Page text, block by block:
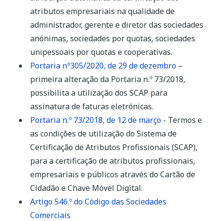
deslocações para autenticar a
qualidade do outorgante e sem a
necessidade da presença física de
todos os outorgantes.
Aumenta a segurança jurídica dos
documentos assinados com atributos
empresariais, permitindo confirmar
automaticamente a sua integridade,
desempenha na respetiva entidade.
Reduz os custos de contexto, ao
eliminar custos associados a
deslocações e disponibilidade dos
Evita custos ecológicos da impressão
dos documentos
atributos empresariais na qualidade de
administrador, gerente e diretor das sociedades
anónimas, sociedades por quotas, sociedades
unipessoais por quotas e cooperativas.
Portaria nº305/2020, de 29 de dezembro –
primeira alteração da Portaria n.º 73/2018,
possibilita a utilização dos SCAP para
assinatura de faturas eletrónicas.
Portaria n.º 73/2018, de 12 de março - Termos e
as condições de utilização do Sistema de
Certificação de Atributos Profissionais (SCAP),
para a certificação de atributos profissionais,
empresariais e públicos através do Cartão de
Cidadão e Chave Móvel Digital.
Artigo 546.º do Código das Sociedades
Comerciais